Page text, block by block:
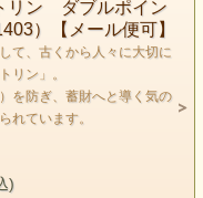
リン ダブルポイン
）【メール便可】
て、古くから人々に大切に
リン」。
を防ぎ、蓄財へと導く気の
れています。
)